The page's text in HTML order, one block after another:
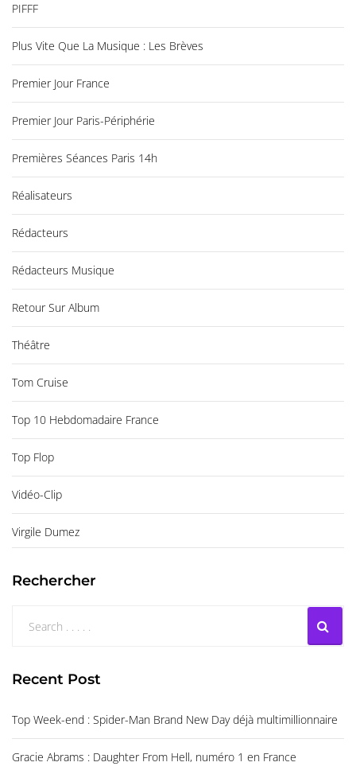
PIFFF
Plus Vite Que La Musique : Les Brèves
Premier Jour France
Premier Jour Paris-Périphérie
Premières Séances Paris 14h
Réalisateurs
Rédacteurs
Rédacteurs Musique
Retour Sur Album
Théâtre
Tom Cruise
Top 10 Hebdomadaire France
Top Flop
Vidéo-Clip
Virgile Dumez
Rechercher
Recent Post
Top Week-end : Spider-Man Brand New Day déjà multimillionnaire
Gracie Abrams : Daughter From Hell, numéro 1 en France